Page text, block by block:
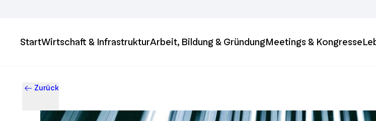
StartWirtschaft & InfrastrukturArbeit, Bildung & GründungMeetings & Kongresse
Zurück
Business & Innovation in Ingolstadt – Der Standort mit Zukunft